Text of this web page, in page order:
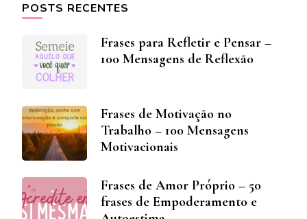
POSTS RECENTES
Frases para Refletir e Pensar –
100 Mensagens de Reflexão
Frases de Motivação no
Trabalho – 100 Mensagens
Motivacionais
Frases de Amor Próprio – 50
frases de Empoderamento e